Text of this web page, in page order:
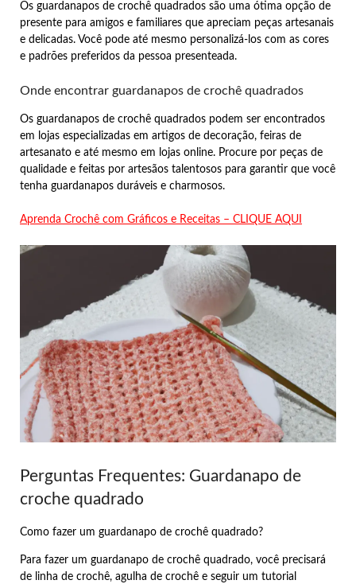
Os guardanapos de crochê quadrados são uma ótima opção de
presente para amigos e familiares que apreciam peças artesanais
e delicadas. Você pode até mesmo personalizá-los com as cores
e padrões preferidos da pessoa presenteada.
Onde encontrar guardanapos de crochê quadrados
Os guardanapos de crochê quadrados podem ser encontrados
em lojas especializadas em artigos de decoração, feiras de
artesanato e até mesmo em lojas online. Procure por peças de
qualidade e feitas por artesãos talentosos para garantir que você
tenha guardanapos duráveis e charmosos.
Aprenda Crochê com Gráficos e Receitas – CLIQUE AQUI
Perguntas Frequentes: Guardanapo de
croche quadrado
Como fazer um guardanapo de crochê quadrado?
Para fazer um guardanapo de crochê quadrado, você precisará
de linha de crochê, agulha de crochê e seguir um tutorial